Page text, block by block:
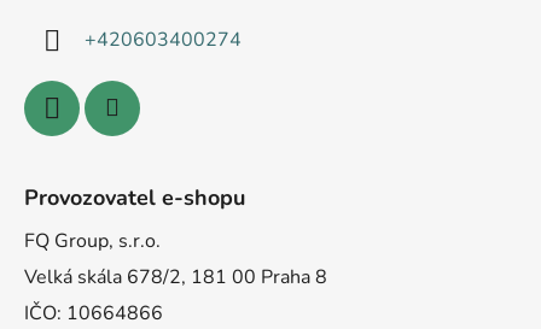
+420603400274
Provozovatel e-shopu
FQ Group, s.r.o.
Velká skála 678/2, 181 00 Praha 8
IČO: 10664866